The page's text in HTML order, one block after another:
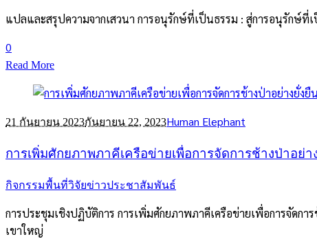
แปลและสรุปความจากเสวนา การอนุรักษ์ที่เป็นธรรม : สู่การอนุรักษ์ที่
0
Read More
21 กันยายน 2023กันยายน 22, 2023Human Elephant
การเพิ่มศักยภาพภาคีเครือข่ายเพื่อการจัดการช้างป่าอย่
กิจกรรมพื้นที่วิจัยข่าวประชาสัมพันธ์
การประชุมเชิงปฏิบัติการ การเพิ่มศักยภาพภาคีเครือข่ายเพื่อการจัด
เขาใหญ่